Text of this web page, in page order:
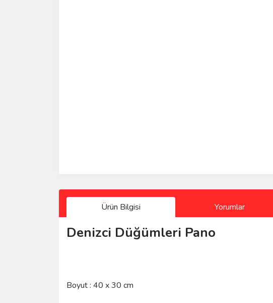
Ürün Bilgisi Yorumlar
Denizci Düğümleri Pano
Boyut : 40 x 30 cm